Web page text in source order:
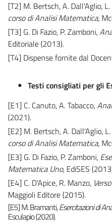
[T2] M. Bertsch, A. Dall'Aglio,
corso di Analisi Matematica,
[T3] G. Di Fazio, P. Zamboni,
Editoriale (2013).
[T4] Dispense fornite dal
Testi consigliati per gli
[E1] C. Canuto, A. Tabacco,
(2021).
[E2] M. Bertsch, A. Dall'Aglio,
corso di Analisi Matematica,
[E3] G. Di Fazio, P. Zamboni,
Matematica Uno, EdiSES
[E4] C. D'Apice, R. Manzo,
Maggioli Editore (2015).
[E5] M. Bramanti,Esercitazioni di
Esculapio(2020).